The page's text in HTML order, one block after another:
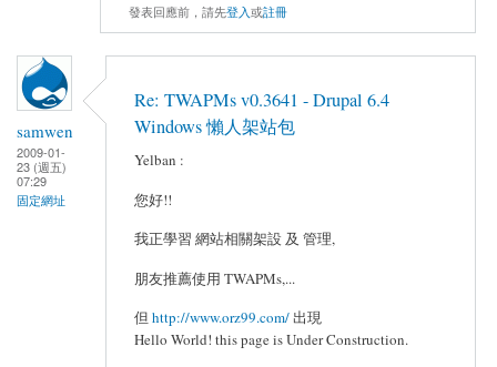
發表回應前，請先登入或註冊
samwen
2009-01-
23 (週五)
07:29
固定網址
Re: TWAPMs v0.3641 - Drupal 6.4
Windows 懶人架站包
Yelban :
您好!!
我正學習 網站相關架設 及 管理,
朋友推薦使用 TWAPMs,...
但 http://www.orz99.com/出現
Hello World! this page is Under Construction.